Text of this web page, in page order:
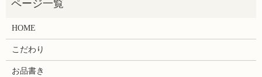
HOME
こだわり
お品書き